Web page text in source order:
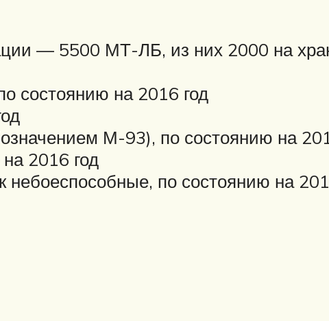
— 5500 МТ-ЛБ, из них 2000 на
состоянию на 2016 год
М-93), по состоянию на
2016 год
по состоянию на